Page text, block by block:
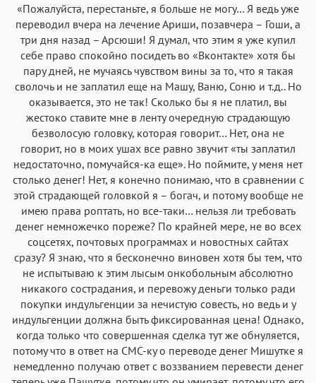
Аа Аа
Courier New
Аа Аа
«Пожалуйста, перестаньте, я больше не могу… Я ведь уже
переводил вчера на лечение Ариши, позавчера – Гоши, а
три дня назад – Арсюши! Я думал, что этим я уже купил
себе право спокойно посидеть во «Вконтакте» хотя бы
пару дней, не мучаясь чувством вины за то, что я такая
сволочь и не заплатил еще на Машу, Ваню, Соню и т.д.. Но
оказывается, это не так! Сколько бы я не платил, вы
жестоко ставите мне в ленту очередную страдающую
безволосую головку, которая говорит… Нет, она не
говорит, но в моих ушах все равно звучит «ты заплатил
недостаточно, помучайся-ка еще». Но поймите, у меня нет
столько денег! Нет, я конечно понимаю, что в сравнении с
этой страдающей головкой я – богач, и потому вообще не
имею права роптать, но все-таки… нельзя ли требовать
денег немножечко пореже? По крайней мере, не во всех
соцсетях, почтовых программах и новостных сайтах
сразу? Я знаю, что я бесконечно виновен хотя бы тем, что
не испытываю к этим лысым онкобольным абсолютно
никакого сострадания, и перевожу деньги только ради
покупки индульгенции за нечистую совесть, но ведь и у
индульгенции должна быть фиксированная цена! Однако,
когда только что совершенная сделка тут же обнуляется,
потому что в ответ на СМС-ку о переводе денег Мишутке я
немедленно получаю ответ с воззванием перевести денег